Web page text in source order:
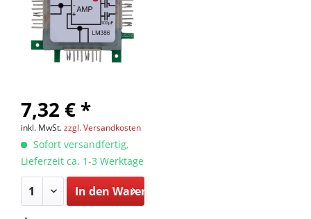
7,32 € *
inkl. MwSt.zzgl. Versandkosten
Sofort versandfertig,
Lieferzeit ca. 1-3 Werktage
In den Warenkorb